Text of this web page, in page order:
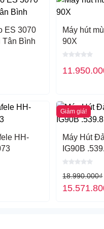
và bảo trì trọn đời sản phẩm.
đặt và được tư vấn chi tiết
0901.382.555
ES 3070
Tân Bình
Máy hút
90X
HH-
Giảm giá!
Máy Hút
IG90B
18.990.000₫